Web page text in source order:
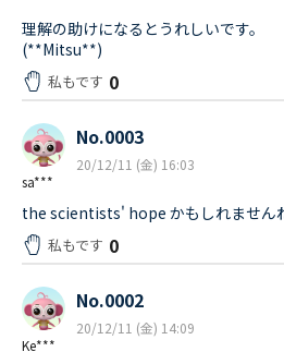
理解の助けになるとうれしいです。
(**Mitsu**)
私もです 0
sa***
No.0003
20/12/11 (金) 16:03
the scientists' hope かもしれません
私もです 0
Ke***
No.0002
20/12/11 (金) 14:09